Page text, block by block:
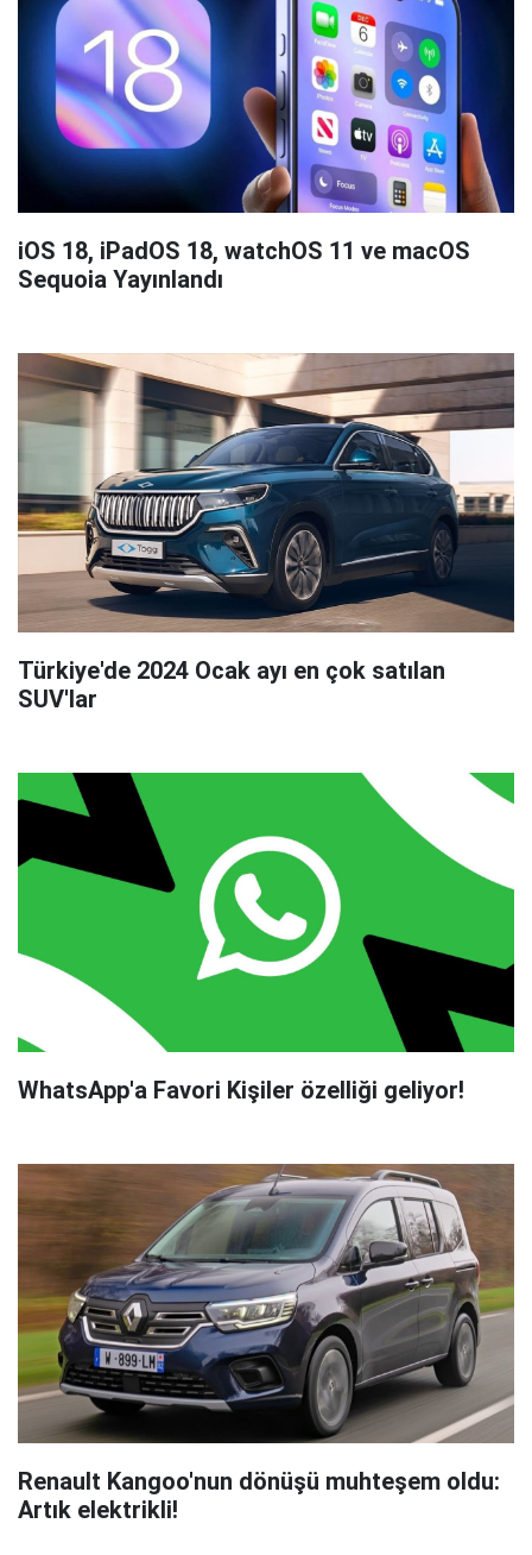
iOS 18, iPadOS 18, watchOS 11 ve macOS
Sequoia Yayınlandı
Türkiye'de 2024 Ocak ayı en çok satılan
SUV'lar
WhatsApp'a Favori Kişiler özelliği geliyor!
Renault Kangoo'nun dönüşü muhteşem oldu:
Artık elektrikli!